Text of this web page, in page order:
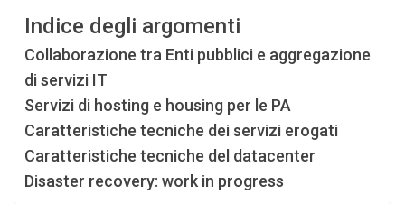
Indice degli argomenti
Collaborazione tra Enti pubblici e aggregazione
di servizi IT
Servizi di hosting e housing per le PA
Caratteristiche tecniche dei servizi erogati
Caratteristiche tecniche del datacenter
Disaster recovery: work in progress